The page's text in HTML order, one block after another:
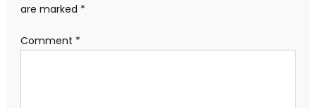
are marked *
Comment *